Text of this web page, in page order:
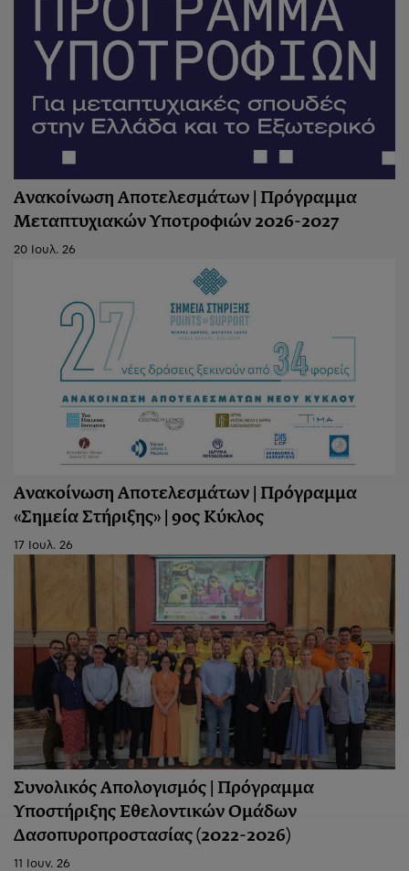
Ανακοίνωση Αποτελεσμάτων | Πρόγραμμα
Μεταπτυχιακών Υποτροφιών 2026-2027
20 Ιουλ. 26
Ανακοίνωση Aποτελεσμάτων | Πρόγραμμα
«Σημεία Στήριξης» | 9ος Κύκλος
17 Ιουλ. 26
Συνολικός Απολογισμός | Πρόγραμμα
Υποστήριξης Εθελοντικών Ομάδων
Δασοπυροπροστασίας (2022-2026)
11 Ιουν. 26